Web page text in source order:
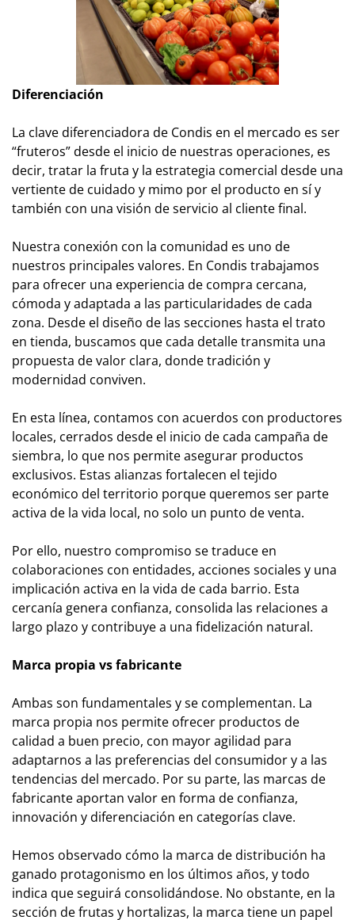
Diferenciación
La clave diferenciadora de Condis en el mercado es ser
“fruteros” desde el inicio de nuestras operaciones, es
decir, tratar la fruta y la estrategia comercial desde una
vertiente de cuidado y mimo por el producto en sí y
también con una visión de servicio al cliente final.
Nuestra conexión con la comunidad es uno de
nuestros principales valores. En Condis trabajamos
para ofrecer una experiencia de compra cercana,
cómoda y adaptada a las particularidades de cada
zona. Desde el diseño de las secciones hasta el trato
en tienda, buscamos que cada detalle transmita una
propuesta de valor clara, donde tradición y
modernidad conviven.
En esta línea, contamos con acuerdos con productores
locales, cerrados desde el inicio de cada campaña de
siembra, lo que nos permite asegurar productos
exclusivos. Estas alianzas fortalecen el tejido
económico del territorio porque queremos ser parte
activa de la vida local, no solo un punto de venta.
Por ello, nuestro compromiso se traduce en
colaboraciones con entidades, acciones sociales y una
implicación activa en la vida de cada barrio. Esta
cercanía genera confianza, consolida las relaciones a
largo plazo y contribuye a una fidelización natural.
Marca propia vs fabricante
Ambas son fundamentales y se complementan. La
marca propia nos permite ofrecer productos de
calidad a buen precio, con mayor agilidad para
adaptarnos a las preferencias del consumidor y a las
tendencias del mercado. Por su parte, las marcas de
fabricante aportan valor en forma de confianza,
innovación y diferenciación en categorías clave.
Hemos observado cómo la marca de distribución ha
ganado protagonismo en los últimos años, y todo
indica que seguirá consolidándose. No obstante, en la
sección de frutas y hortalizas, la marca tiene un papel